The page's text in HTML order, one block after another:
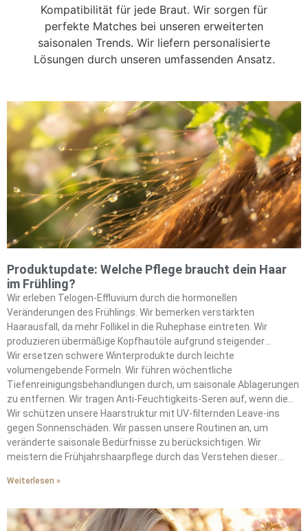
Kompatibilität für jede Braut. Wir sorgen für
perfekte Matches bei unseren erweiterten
saisonalen Trends. Wir liefern personalisierte
Lösungen durch unseren umfassenden Ansatz.
Produktupdate: Welche Pflege braucht dein Haar
im Frühling?
Wir erleben Telogen-Effluvium durch die hormonellen
Veränderungen des Frühlings. Wir bemerken verstärkten
Haarausfall, da mehr Follikel in die Ruhephase eintreten. Wir
produzieren übermäßige Kopfhautöle aufgrund steigender
Temperaturen.
Wir ersetzen schwere Winterprodukte durch leichte
volumengebende Formeln. Wir führen wöchentliche
Tiefenreinigungsbehandlungen durch, um saisonale Ablagerungen
zu entfernen. Wir tragen Anti-Feuchtigkeits-Seren auf, wenn die
Taupunkte 15°C überschreiten.
Wir schützen unsere Haarstruktur mit UV-filternden Leave-ins
gegen Sonnenschäden. Wir passen unsere Routinen an, um
veränderte saisonale Bedürfnisse zu berücksichtigen. Wir
meistern die Frühjahrshaarpflege durch das Verstehen dieser
Weiterlesen »